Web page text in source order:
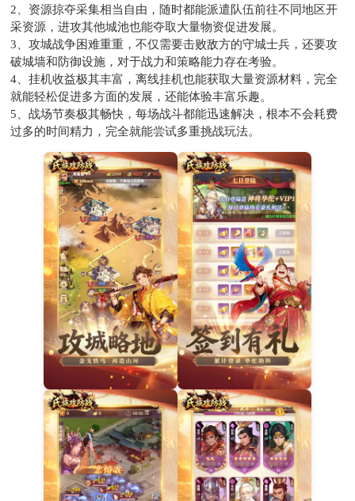
2、资源掠夺采集相当自由，随时都能派遣队伍前往不同地区开
采资源，进攻其他城池也能夺取大量物资促进发展。
3、攻城战争困难重重，不仅需要击败敌方的守城士兵，还要攻
破城墙和防御设施，对于战力和策略能力存在考验。
4、挂机收益极其丰富，离线挂机也能获取大量资源材料，完全
就能轻松促进多方面的发展，还能体验丰富乐趣。
5、战场节奏极其畅快，每场战斗都能迅速解决，根本不会耗费
过多的时间精力，完全就能尝试多重挑战玩法。